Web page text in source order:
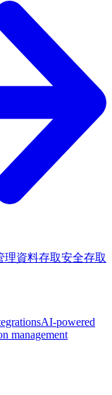
理資料存取安全存取
AI-powered
management